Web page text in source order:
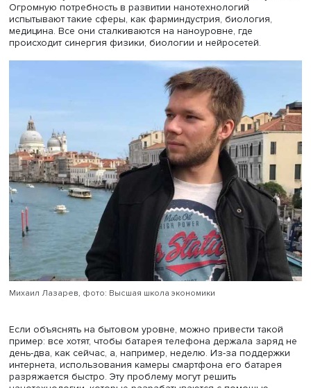
Сейчас нанотехнологии настолько глубоко вошли в
жизнь, что существовать без них невозможно, уверен
Лазарев. «Все мы имеем смартфоны — это
Интернет-сети 4G, 5G, все микропроцессоры,
микроконтроллеры — это нанотехнологии. Развитие
многообразия электроники — все это результат
человека буквально за последние 40 лет», — говорит
Огромную потребность в развитии нанотехнологий
испытывают такие сферы, как фарминдустрия,
медицина. Все они сталкиваются на наноуровне, где
происходит синергия физики, биологии и нейросетей.